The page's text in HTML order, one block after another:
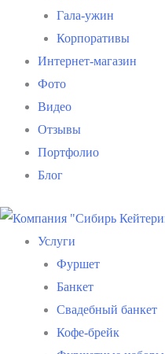
Гала-ужин
Корпоративы
Интернет-магазин
Фото
Видео
Отзывы
Портфолио
Блог
Услуги
Фуршет
Банкет
Свадебный банкет
Кофе-брейк